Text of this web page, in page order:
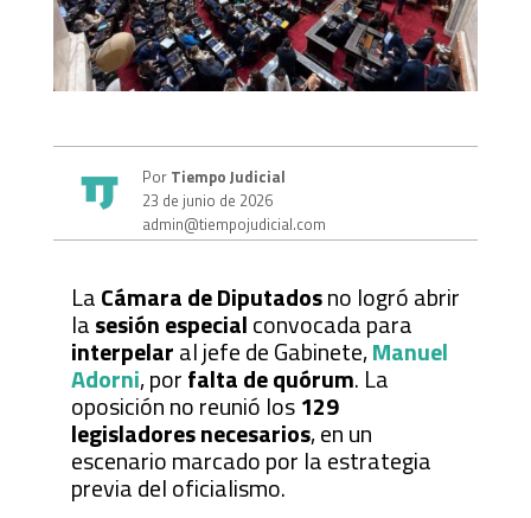
PorTiempo Judicial
23 de junio de 2026
admin@tiempojudicial.com
LaCámara de Diputadosno logró abrir
lasesión especialconvocada para
interpelaral jefe de Gabinete,Manuel
Adorni, porfalta de quórum. La
oposición no reunió los129
legisladores necesarios, en un
escenario marcado por la estrategia
previa del oficialismo.